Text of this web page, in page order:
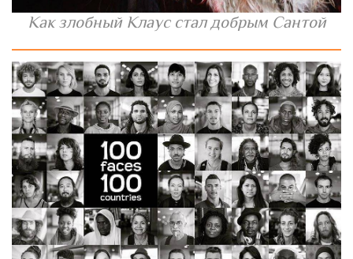
Как злобный Клаус стал добрым Сантой